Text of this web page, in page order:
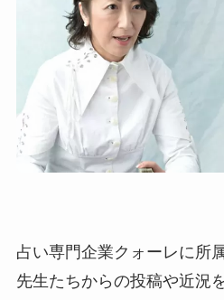
占い専門企業クォーレに所
先生たちからの投稿や近況